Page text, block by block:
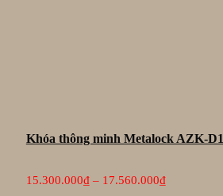
Khóa thông minh Metalock AZK-D1
15.300.000₫ – 17.560.000₫Khoảng
giá: